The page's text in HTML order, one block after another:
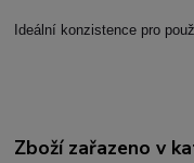
Ideální konzistence pro
Zboží zařazeno v